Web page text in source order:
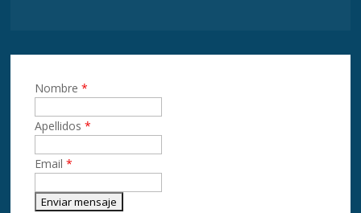
Nombre*
Apellidos*
Email*